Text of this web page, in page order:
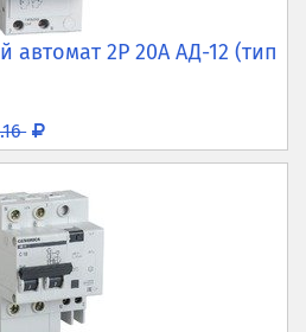
2P 20А АД-12 (тип